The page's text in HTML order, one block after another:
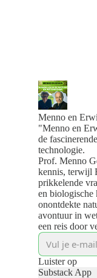
Menno en
"Menno en
de
technologie.
Prof. Menno
kennis, terwijl
prikkelende
en biologische
onontdekte
avontuur in
een reis door
en inzichten.
Jouw pad
vooruitgang
Luister op
Substack App